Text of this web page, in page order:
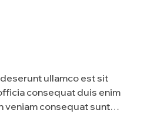
ullamco est sit
consequat duis enim
veniam consequat sunt